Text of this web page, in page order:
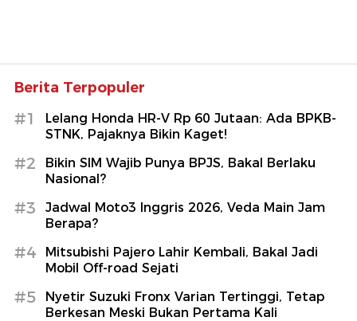
Berita Terpopuler
#1
Lelang Honda HR-V Rp 60 Jutaan: Ada BPKB-
STNK, Pajaknya Bikin Kaget!
#2
Bikin SIM Wajib Punya BPJS, Bakal Berlaku
Nasional?
#3
Jadwal Moto3 Inggris 2026, Veda Main Jam
Berapa?
#4
Mitsubishi Pajero Lahir Kembali, Bakal Jadi
Mobil Off-road Sejati
#5
Nyetir Suzuki Fronx Varian Tertinggi, Tetap
Berkesan Meski Bukan Pertama Kali